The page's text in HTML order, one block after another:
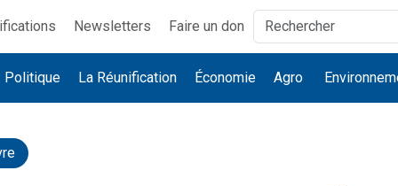
Newsletters Faire un don
Politique La Réunification Économie Agro